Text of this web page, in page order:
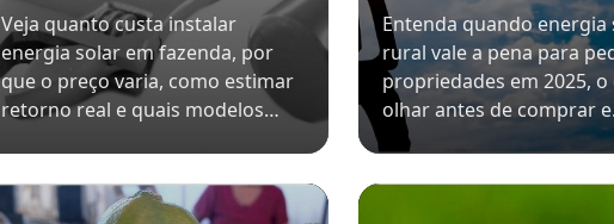
Veja quanto custa instalar
energia solar em fazenda, por
que o preço varia, como estimar
retorno real e quais modelos…
Entenda quando energia
rural vale a pena para
propriedades em 2025, o
olhar antes de comprar